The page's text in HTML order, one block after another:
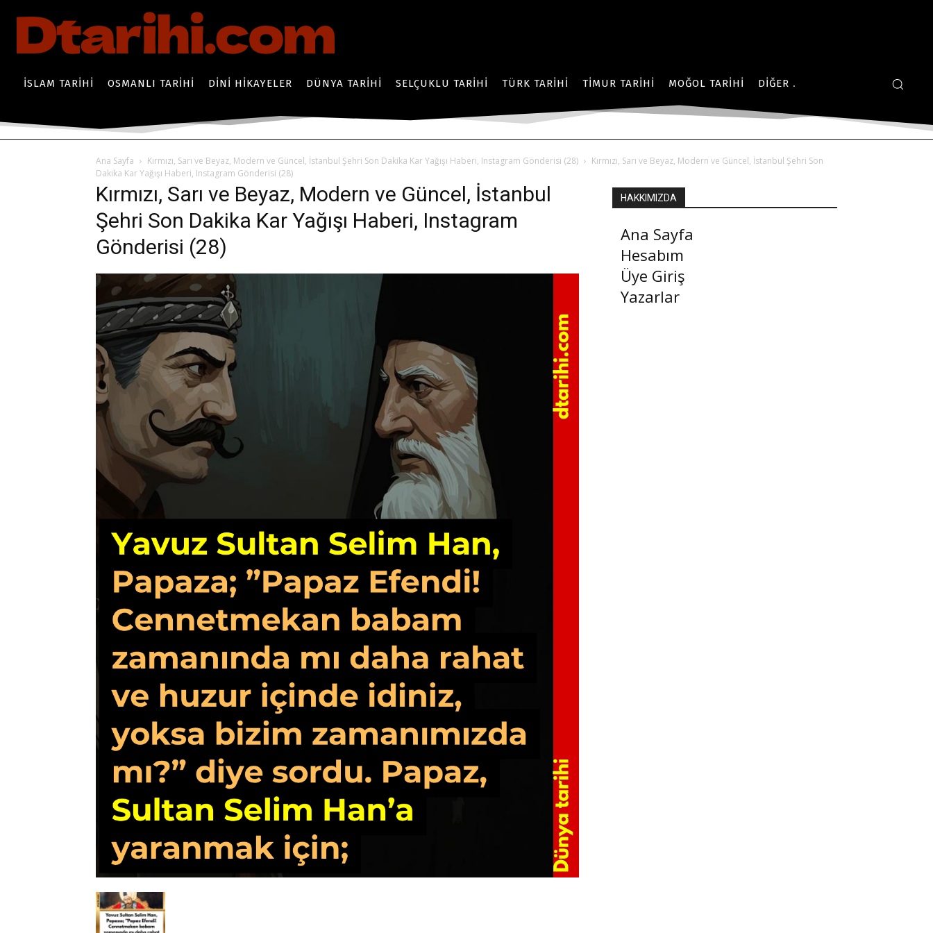
İSLAM TARIHI OSMANLI TARIHI DINI HIKAYELER DÜNYA TARIHI SELÇUKLU TARIHI TÜRK TARIHI TIMUR TARIHI MOĞOL TARIHI DIĞER
Ana Sayfa Kırmızı, Sarı ve Beyaz, Modern ve Güncel, İstanbul Şehri Son Dakika Kar Yağışı Haberi, Instagram Gönderisi (28)
Kırmızı, Sarı ve Beyaz, Modern ve Güncel, İstanbul Şehri Son
Dakika Kar Yağışı Haberi, Instagram Gönderisi (28)
Kırmızı, Sarı ve Beyaz, Modern ve Güncel, İstanbul
Şehri Son Dakika Kar Yağışı Haberi, Instagram
Gönderisi (28)
HAKKIMIZDA
Ana Sayfa
Hesabım
Üye Giriş
Yazarlar